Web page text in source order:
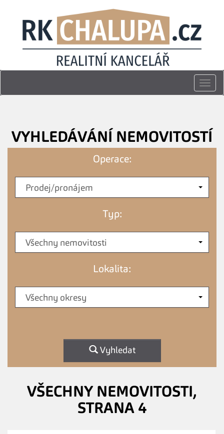
VYHLEDÁVÁNÍ NEMOVITOSTÍ
Operace:
Prodej/pronájem
Typ:
Všechny nemovitosti
Lokalita:
Všechny okresy
Vyhledat
VŠECHNY NEMOVITOSTI,
STRANA 4